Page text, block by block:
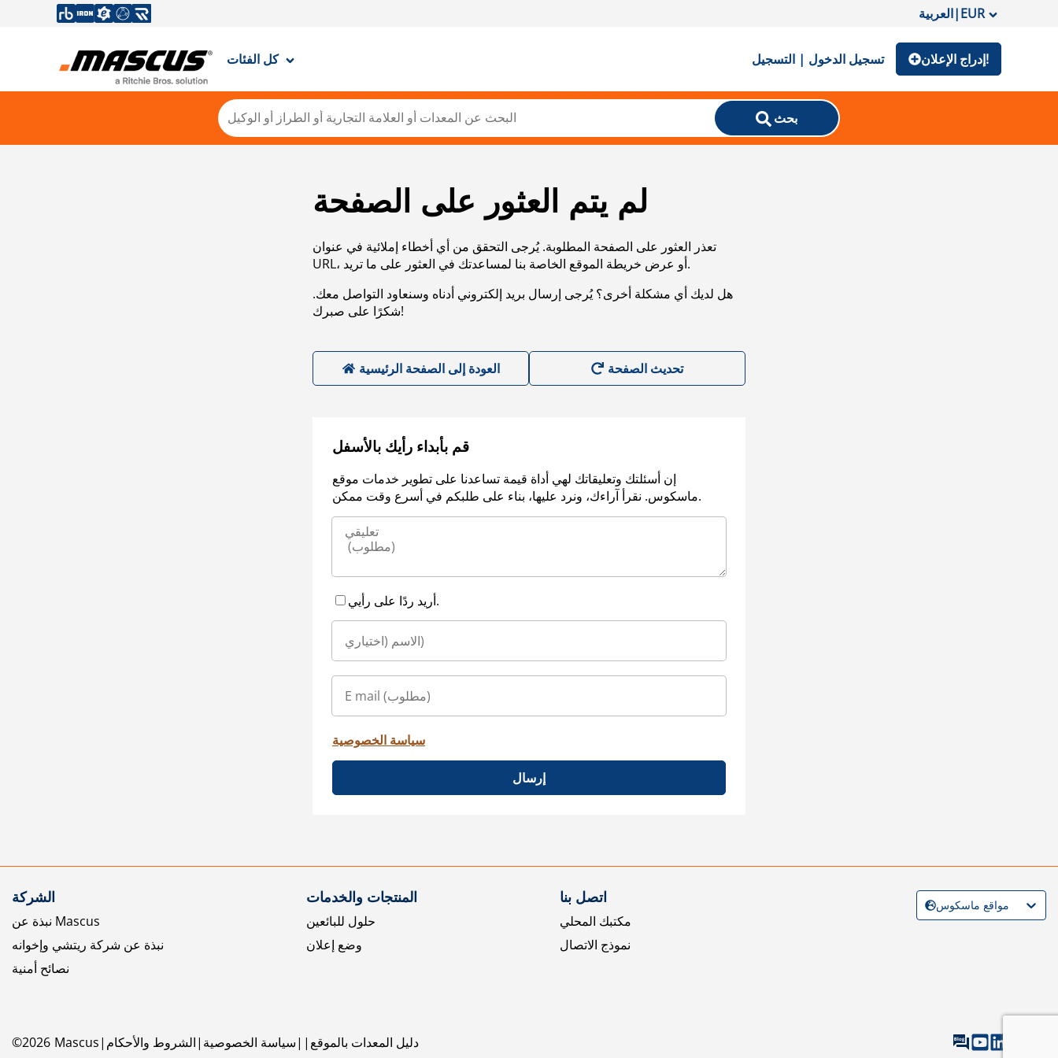
العربية|EUR
كل الفئات تسجيل الدخول | التسجيل إدراج الإعلان!
بحث
لم يتم العثور على الصفحة
تعذر العثور على الصفحة المطلوبة. يُرجى التحقق من أي أخطاء إملائية في عنوان
URL، أو عرض خريطة الموقع الخاصة بنا لمساعدتك في العثور على ما تريد.
هل لديك أي مشكلة أخرى؟ يُرجى إرسال بريد إلكتروني أدناه وسنعاود التواصل معك.
شكرًا على صبرك!
العودة إلى الصفحة الرئيسية
قم بأبداء رأيك بالأسفل
إن أسئلتك وتعليقاتك لهي أداة قيمة تساعدنا على تطوير خدمات موقع
ماسكوس. نقرأ آراءك، ونرد عليها، بناء على طلبكم في أسرع وقت ممكن.
أريد ردًا على رأيي.
سياسة الخصوصية
إرسال
الشركة
نبذة عن Mascus
نبذة عن شركة ريتشي وإخوانه
نصائح أمنية
المنتجات والخدمات
حلول للبائعين
وضع إعلان
اتصل بنا
مكتبك المحلي
نموذج الاتصال
©2026 Mascus الشروط والأحكام سياسة الخصوصية دليل المعدات بالموقع
مواقع ماسكوس